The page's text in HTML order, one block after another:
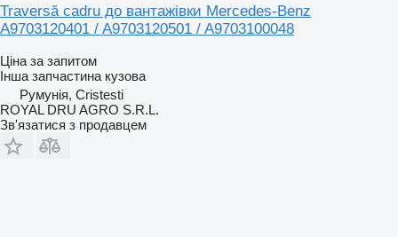
Traversă cadru до вантажівки Mercedes-Benz
A9703120401 / A9703120501 / A9703100048
Ціна за запитом
Інша запчастина кузова
Румунія, Cristesti
ROYAL DRU AGRO S.R.L.
Зв'язатися з продавцем